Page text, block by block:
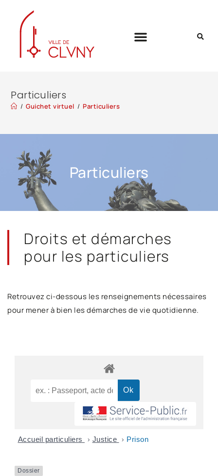
Particuliers
/ Guichet virtuel / Particuliers
Particuliers
Droits et démarches
pour les particuliers
Retrouvez ci-dessous les renseignements nécessaires
pour mener à bien les démarches de vie quotidienne.
Accueil particuliers > Justice > Prison
Dossier